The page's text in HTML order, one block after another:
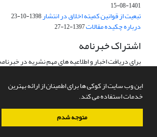
این وب سایت از کوکی ها برای اطمینان از ارائه بهترین
خدمات استفاده می کند.
متوجه شدم
1401-08-15
تبعیت از قوانین کمیته اخلاق در انتشار1398-10-23
درباره چکیده مقالات1397-12-27
اشتراک خبرنامه
برای دریافت اخبار و اطلاعیه های مهم نشریه در